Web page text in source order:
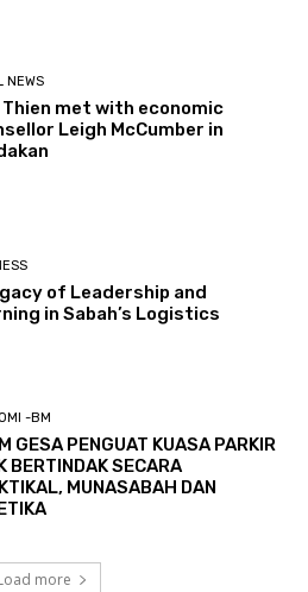
NEWS
Thien met with economic
Leigh McCumber in
of Leadership and
in Sabah’s Logistics
-BM
GESA PENGUAT KUASA PARKIR
BERTINDAK SECARA
MUNASABAH DAN
more